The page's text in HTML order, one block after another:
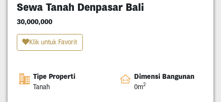
Sewa Tanah Denpasar Bali
30,000,000
Klik untuk Favorit
Tipe Properti
Tanah
Dimensi Bangunan
0m2